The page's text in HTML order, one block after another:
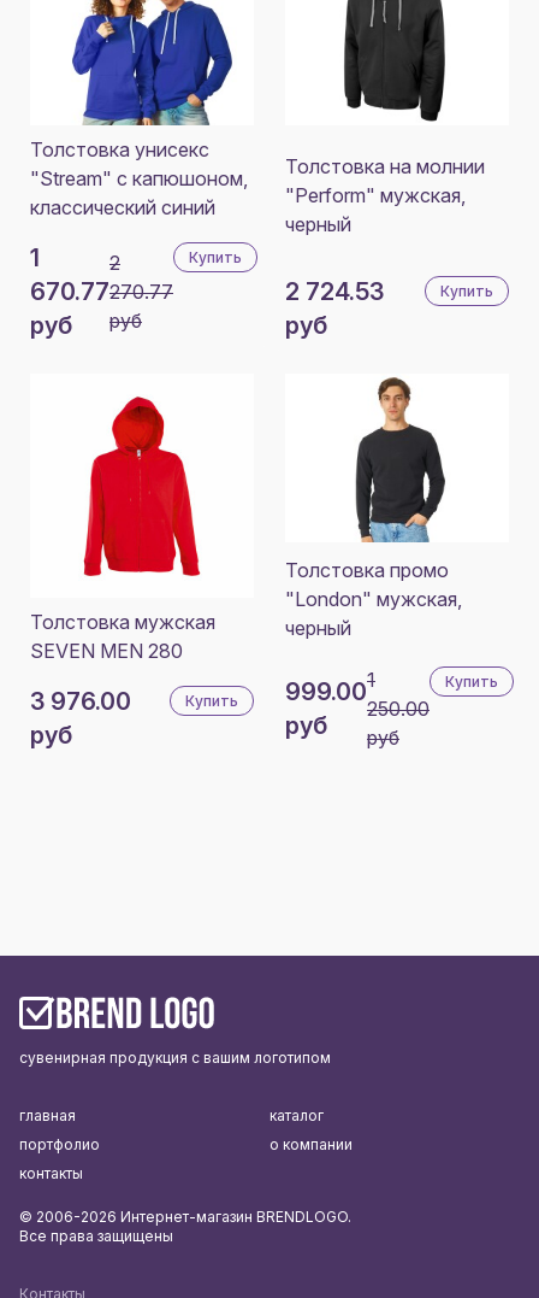
Толстовка унисекс
"Stream" с капюшоном,
классический синий
1
670.77
руб
2
270.77
руб
Купить
Толстовка на молнии
"Perform" мужская,
черный
2 724.53
руб
Купить
Толстовка мужская
SEVEN MEN 280
3 976.00
руб
Купить
Толстовка промо
"London" мужская,
черный
999.00
руб
1
250.00
руб
Купить
сувенирная продукция с вашим логотипом
Контакты
главная
каталог
портфолио
о компании
контакты
© 2006-2026 Интернет-магазин BRENDLOGO.
Все права защищены